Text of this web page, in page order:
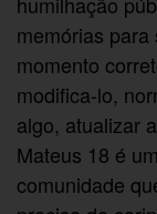
memórias
momento
modifica-lo,
algo, atualizar
Mateus 18 é
comunidade